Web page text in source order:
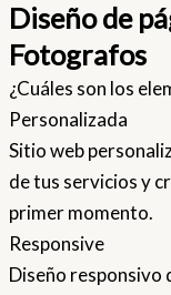
Diseño de
Fotografos
¿Cuáles son los
Personalizada
Sitio web
de tus servicios y
primer momento.
Responsive
Diseño responsivo